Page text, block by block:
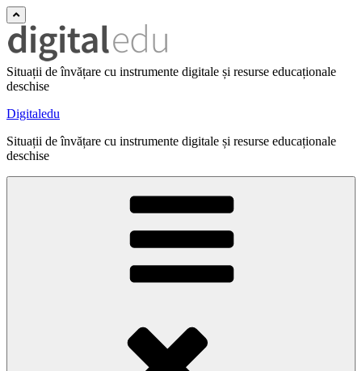
Situații de învățare cu instrumente digitale și resurse educaționale
deschise
Digitaledu
Situații de învățare cu instrumente digitale și resurse educaționale
deschise